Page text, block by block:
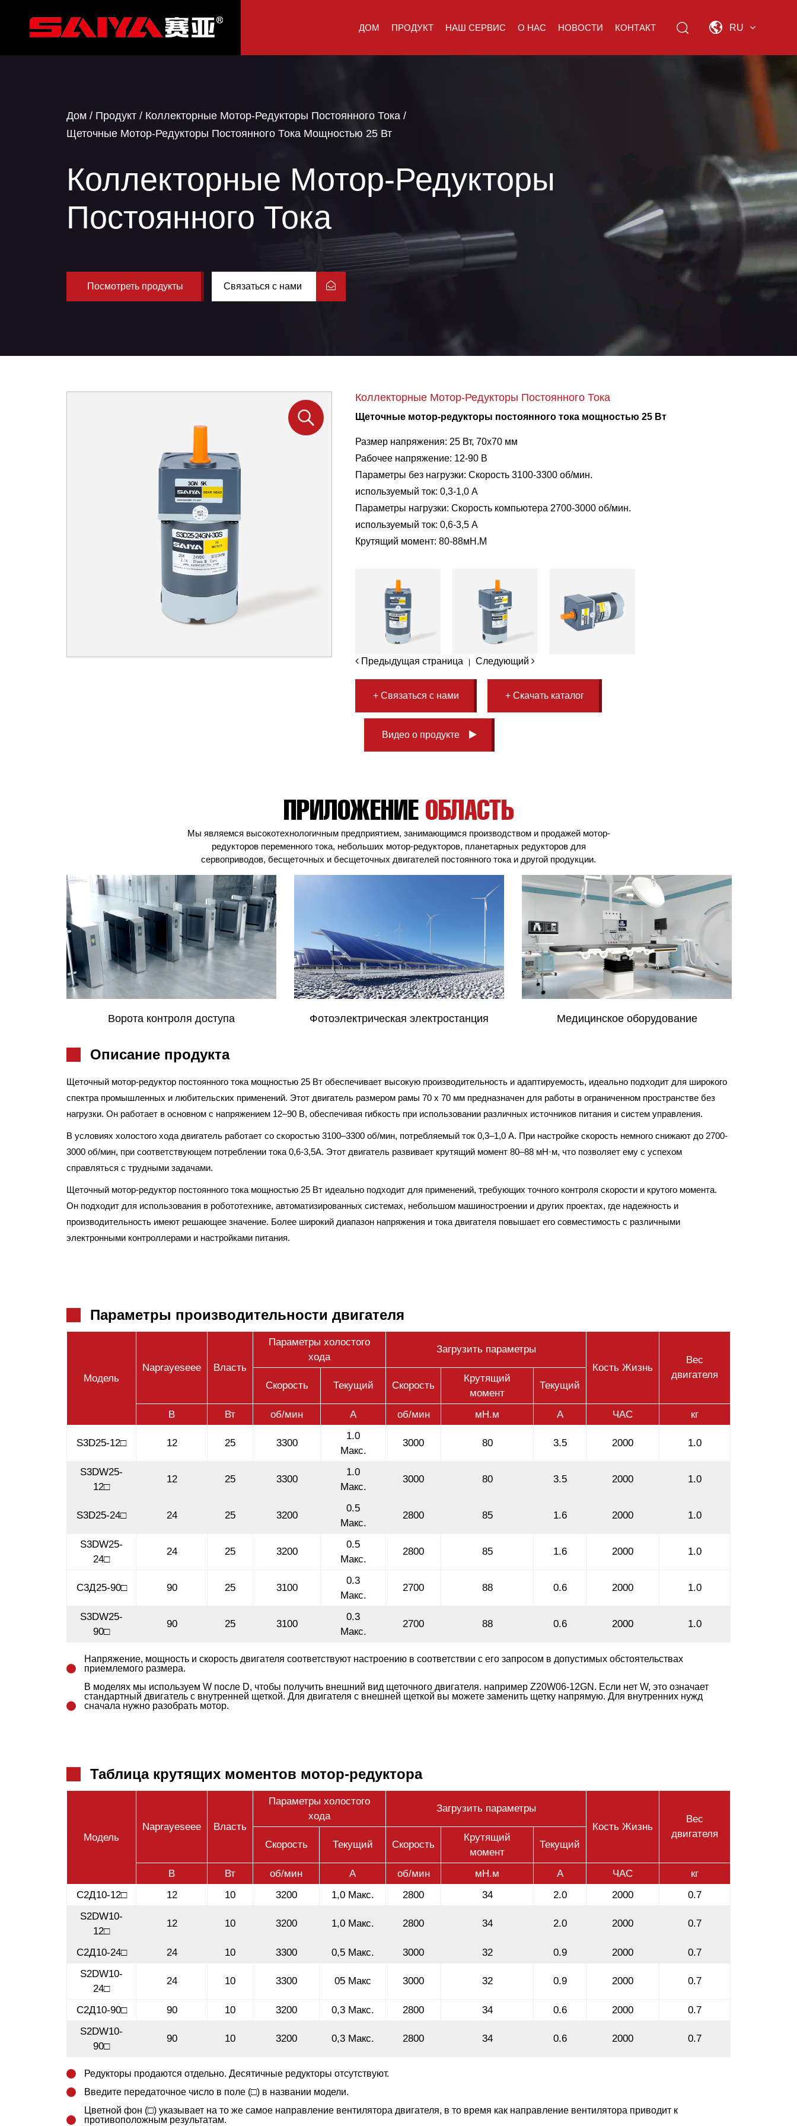
ДОМ ПРОДУКТ НАШ СЕРВИС О НАС НОВОСТИ КОНТАКТ RU
Дом / Продукт / Коллекторные Мотор-Редукторы Постоянного Тока /
Щеточные Мотор-Редукторы Постоянного Тока Мощностью 25 Вт
Коллекторные Мотор-Редукторы
Постоянного Тока
Посмотреть продукты Связаться с нами
Коллекторные Мотор-Редукторы Постоянного Тока
Щеточные мотор-редукторы постоянного тока мощностью 25 Вт
Размер напряжения: 25 Вт, 70x70 мм
Рабочее напряжение: 12-90 В
Параметры без нагрузки: Скорость 3100-3300 об/мин.
используемый ток: 0,3-1,0 А
Параметры нагрузки: Скорость компьютера 2700-3000 об/мин.
используемый ток: 0,6-3,5 А
Крутящий момент: 80-88мН.M
Предыдущая страница |Следующий
+ Связаться с нами + Скачать каталог
Видео о продукте
ПРИЛОЖЕНИЕ ОБЛАСТЬ
Мы являемся высокотехнологичным предприятием, занимающимся производством и продажей мотор-
редукторов переменного тока, небольших мотор-редукторов, планетарных редукторов для
сервоприводов, бесщеточных и бесщеточных двигателей постоянного тока и другой продукции.
Фотоэлектрическая электростанция Медицинское оборудование АГВ
Описание продукта
Щеточный мотор-редуктор постоянного тока мощностью 25 Вт обеспечивает высокую производительность и адаптируемость, идеально подходит для широкого
спектра промышленных и любительских применений. Этот двигатель размером рамы 70 х 70 мм предназначен для работы в ограниченном пространстве без
нагрузки. Он работает в основном с напряжением 12–90 В, обеспечивая гибкость при использовании различных источников питания и систем управления.
В условиях холостого хода двигатель работает со скоростью 3100–3300 об/мин, потребляемый ток 0,3–1,0 А. При настройке скорость немного снижают до 2700-
3000 об/мин, при соответствующем потреблении тока 0,6-3,5А. Этот двигатель развивает крутящий момент 80–88 мН·м, что позволяет ему с успехом
справляться с трудными задачами.
Щеточный мотор-редуктор постоянного тока мощностью 25 Вт идеально подходит для применений, требующих точного контроля скорости и крутого момента.
Он подходит для использования в робототехнике, автоматизированных системах, небольшом машиностроении и других проектах, где надежность и
производительность имеют решающее значение. Более широкий диапазон напряжения и тока двигателя повышает его совместимость с различными
электронными контроллерами и настройками питания.
Параметры производительности двигателя
Модель
Naprayeseee Власть
Параметры холостого
хода
Загрузить параметры
Кость Жизнь
Вес
двигателя
Скорость
Текущий Скорость
Крутящий
момент
Текущий
В Вт об/мин А об/мин мН.м А ЧАС кг
S3D25-12□ 12 25 3300
1.0
Макс.
3000 80 3.5 2000 1.0
S3DW25-
12□
12 25 3300
1.0
Макс.
3000 80 3.5 2000 1.0
S3D25-24□ 24 25 3200
0.5
Макс.
2800 85 1.6 2000 1.0
S3DW25-
24□
24 25 3200
0.5
Макс.
2800 85 1.6 2000 1.0
С3Д25-90□ 90 25 3100
0.3
Макс.
2700 88 0.6 2000 1.0
S3DW25-
90□
90 25 3100
0.3
Макс.
2700 88 0.6 2000 1.0
Напряжение, мощность и скорость двигателя соответствуют настроению в соответствии с его запросом в допустимых обстоятельствах
приемлемого размера.
В моделях мы используем W после D, чтобы получить внешний вид щеточного двигателя. например Z20W06-12GN. Если нет W, это означает
стандартный двигатель с внутренней щеткой. Для двигателя с внешней щеткой вы можете заменить щетку напрямую. Для внутренних нужд
сначала нужно разобрать мотор.
Таблица крутящих моментов мотор-редуктора
Модель
Naprayeseee Власть
Параметры холостого
хода
Загрузить параметры
Кость Жизнь
Вес
двигателя
Скорость
Текущий Скорость
Крутящий
момент
Текущий
В Вт об/мин А об/мин мН.м А ЧАС
кг
С2Д10-12□
12 10 3200 1,0 Макс. 2800 34 2.0 2000
0.7
S2DW10-
12□
12 10 3200 1,0 Макс. 2800 34 2.0 2000 0.7
С2Д10-24□ 24 10 3300 0,5 Макс. 3000 32 0.9 2000
0.7
S2DW10-
24□
24 10 3300 05 Макс 3000 32 0.9 2000 0.7
С2Д10-90□ 90 10 3200 0,3 Макс. 2800 34 0.6 2000
0.7
S2DW10-
90□
90 10 3200 0,3 Макс. 2800 34 0.6 2000 0.7
Редукторы продаются отдельно. Десятичные редукторы отсутствуют.
Введите передаточное число в поле (□) в названии модели.
Цветной фон (□) указывает на то же самое направление вентилятора двигателя, в то время как направление вентилятора приводит к
противоположным результатам.